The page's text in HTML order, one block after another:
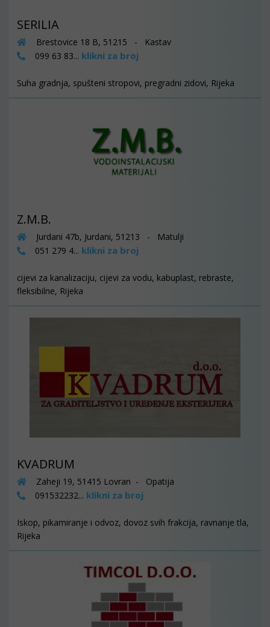
SERILIA
Brestovice 18 B, 51215 - Kastav
099 63 83... klikni za broj
Suha gradnja, spušteni stropovi, pregradni zidovi, Rijeka
Z.M.B.
Jurdani 47b, Jurdani, 51213 - Matulji
051 279 4... klikni za broj
cijevi za kanalizaciju, cijevi za vodu, kabuplast, rebraste,
fleksibilne, Rijeka
KVADRUM
Zaheji 19, 51415 Lovran - Opatija
091532232... klikni za broj
Iskop, pikamiranje i odvoz, dovoz svih frakcija, ravnanje tla,
Rijeka